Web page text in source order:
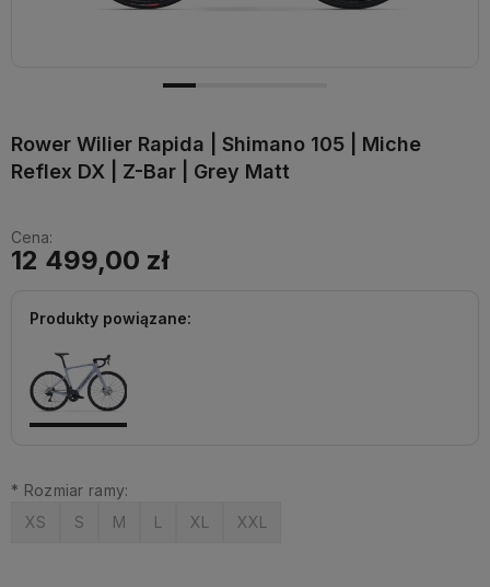
Rower Wilier Rapida | Shimano 105 | Miche
Reflex DX | Z-Bar | Grey Matt
Cena:
12 499,00 zł
Produkty powiązane:
* Rozmiar ramy:
XS
S M L XL XXL